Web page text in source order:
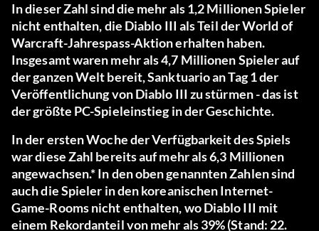
In dieser Zahl sind die mehr als 1,2 Millionen Spieler
nicht enthalten, die Diablo III als Teil der World of
Warcraft-Jahrespass-Aktion erhalten haben.
Insgesamt waren mehr als 4,7 Millionen Spieler auf
der ganzen Welt bereit, Sanktuario an Tag 1 der
Veröffentlichung von Diablo III zu stürmen - das ist
der größte PC-Spieleinstieg in der Geschichte.
In der ersten Woche der Verfügbarkeit des Spiels
war diese Zahl bereits auf mehr als 6,3 Millionen
angewachsen.* In den oben genannten Zahlen sind
auch die Spieler in den koreanischen Internet-
Game-Rooms nicht enthalten, wo Diablo III mit
einem Rekordanteil von mehr als 39% (Stand: 22.